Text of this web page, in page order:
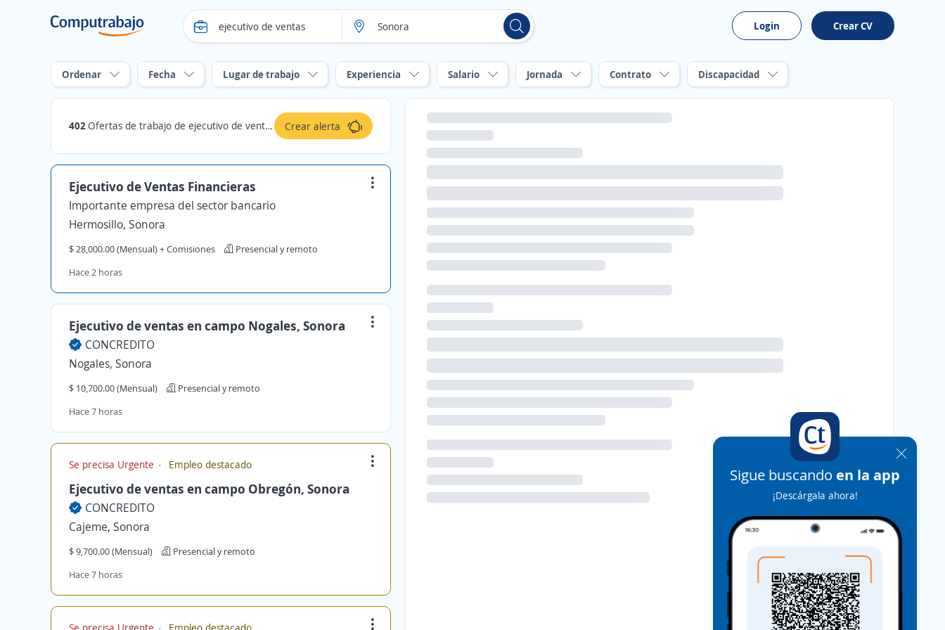
Login Crear CV
Ordenar Fecha Lugar de trabajo Experiencia Salario Jornada Contrato Discapacidad
402Ofertas de trabajo de ejecutivo de ventas en Sonora Crear alerta
Ejecutivo de Ventas Financieras
Importante empresa del sector bancario
Hermosillo, Sonora
$ 28,000.00 (Mensual) + Comisiones
Presencial y remoto
Hace 2 horas
Ejecutivo de ventas en campo Nogales, Sonora
CONCREDITO
Nogales, Sonora
$ 10,700.00 (Mensual)
Presencial y remoto
Hace 7 horas
Se precisa Urgente Empleo destacado
Ejecutivo de ventas en campo Obregón, Sonora
CONCREDITO
Cajeme, Sonora
$ 9,700.00 (Mensual)
Presencial y remoto
Hace 7 horas
Sigue buscando en la app
¡Descárgala ahora!